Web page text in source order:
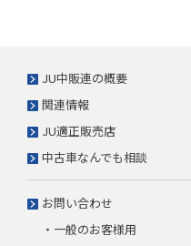
JU中販連の概要
関連情報
JU適正販売店
中古車なんでも相談
お問い合わせ
・一般のお客様用